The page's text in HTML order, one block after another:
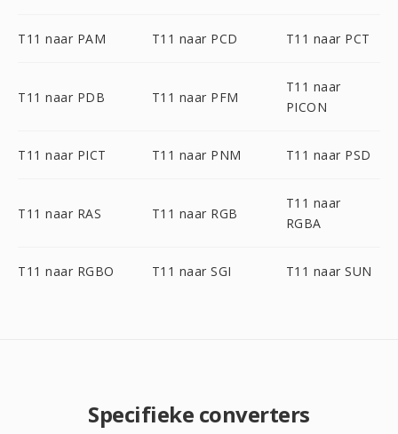
T11 naar PAM T11 naar PCD T11 naar PCT
T11 naar PDB T11 naar PFM
T11 naar
PICON
T11 naar PICT T11 naar PNM T11 naar PSD
T11 naar RAS T11 naar RGB
T11 naar
RGBA
T11 naar RGBO T11 naar SGI T11 naar SUN
Specifieke converters